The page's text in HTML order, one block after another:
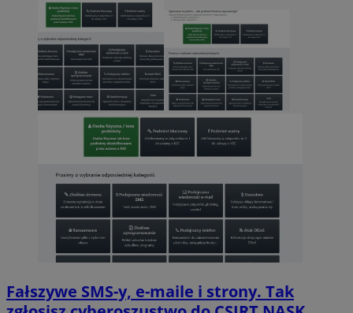
Fałszywe SMS-y, e-maile i strony. Tak